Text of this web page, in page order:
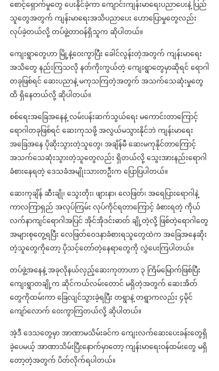
စောင့်ရှောက်မှုတွေ ပေးနိုင်ခဲ့ကာ ကျောင်းကျန်းမာရေးပညာပေးနဲ့ ပြည်
သူတွေအတွက် ကျန်းမာရေးအသိပညာပေး ဟောပြောမှုတွေလည်း
လုပ်ခဲ့တယ်လို့ တပ်ဖွဲ့တာဝန်ရှိသူက ဆိုပါတယ်။
ကျေးရွာတွေဟာ မြို့နဲ့ဝေးကွာပြီး ခေါင်လွန်းတဲ့အတွက် ကျန်းမာရေး
အသိတွေ နည်းကြသလို နတ်ကိုးကွယ်တဲ့ ကျေးရွာတွေမှာဆိုရင် ရောဂါ
တခုဖြစ်ရင် ဆေးပညာနဲ့ မကုသကြတဲ့အတွက် အသက်သေဆုံးမှုတွေ
ထိ ရှိနေတယ်လို့ ဆိုပါတယ်။
စစ်ရေးအခြေအနေနဲ့ လမ်းပန်းဆက်သွယ်ရေး မကောင်းတာကြောင့်
ရောဂါတခုဖြစ်ရင် ဆေးကုသဖို့ အလွယ်မသွားနိုင်ဘဲ ကျန်းမာရေး
အခြေအနေ ပိုဆိုးသွားတဲ့သူတွေ၊ အချိန်မီ ဆေးမကုနိုင်တာကြောင့်
အသက်သေဆုံးသွားတဲ့သူတွေလည်း ရှိတယ်လို့ သွေးအားနည်းရောဂါ
ခံစားနေရတဲ့ ဒေသခံအမျိုးသားတဦးက ပြောပြပါတယ်။
ဆေးကုချိန် ဆီးချို၊ သွေးတိုး၊ ဖျားနာ၊ လေဖြတ်၊ အရေပြားရောဂါနဲ့
ကာလကြာရှည် အလုပ်ကြမ်း လုပ်ကိုင်ရတာကြောင့် ခံစားရတဲ့ ကိုယ်
လက်နာကျင်ရောဂါအပြင် အိုင်အိုဒင်းဓာတ် ချို့တဲ့လို့ ဖြစ်တဲ့ရောဂါတွေ
အများစုတွေ့ရပြီး လေဖြတ်ဝေဒနာခံစားရသူတွေထဲက အခြေအနေဆိုး
တဲ့သူတွေကိုတော့ ပိုသင့်တော်တဲ့နေရာတွေကို လွှဲပေးကြပါတယ်။
တပ်ဖွဲ့အနေနဲ့ အခုလိုနယ်လှည့်ဆေးကုတာဟာ ၃ ကြိမ်မြောက်ဖြစ်ပြီး
ကျေးရွာတချို့က ဆိုင်ကယ်လမ်းတောင် မရှိတဲ့အတွက် ဆေးအိတ်
တွေကိုထမ်းကာ ခြေလျင်သွားခဲ့ရပြီး တရွာနဲ့ တရွာကလည်း ၄မိုင်
ကျော်လောက် ဝေးကွာကြတယ်လို့ ဆိုပါတယ်။
အဲ့ဒီ ဒေသတွေမှာ အာဏာမသိမ်းခင်က ကျေးလက်ဆေးပေးခန်းတွေရှိ
ခဲ့ပေမယ့် အာဏာသိမ်းပြီးနောက်မှာတော့ ကျန်းမာရေးဝန်ထမ်းတွေ မရှိ
တော့တဲ့အတွက် ပိတ်လိုက်ရပါတယ်။